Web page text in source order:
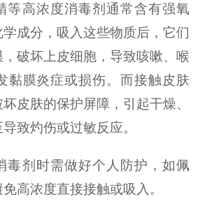
等高浓度消毒剂通常含有强氧
成分，吸入这些物质后，它们
破坏上皮细胞，导致咳嗽、喉
黏膜炎症或损伤。而接触皮肤
皮肤的保护屏障，引起干燥、
致灼伤或过敏反应。
毒剂时需做好个人防护，如佩
高浓度直接接触或吸入。